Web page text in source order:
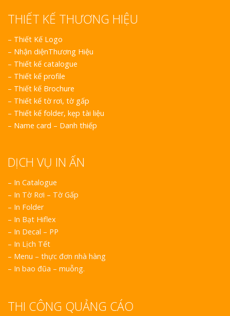
THIẾT KẾ THƯƠNG HIỆU
– Thiết Kế Logo
– Nhận diệnThương Hiệu
– Thiết kế catalogue
– Thiết kế profile
– Thiết kế Brochure
– Thiết kế tờ rơi, tờ gấp
– Thiết kế folder, kẹp tài liệu
– Name card – Danh thiếp
DỊCH VỤ IN ẤN
– In Catalogue
– In Tờ Rơi – Tờ Gấp
– In Folder
– In Bạt Hiflex
– In Decal – PP
– In Lịch Tết
– Menu – thực đơn nhà hàng
– In bao đũa – muỗng.
THI CÔNG QUẢNG CÁO